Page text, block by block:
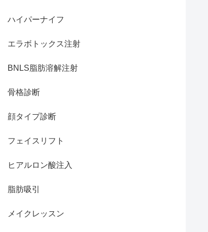
ハイパーナイフ
エラボトックス注射
BNLS脂肪溶解注射
骨格診断
顔タイプ診断
フェイスリフト
ヒアルロン酸注入
脂肪吸引
メイクレッスン